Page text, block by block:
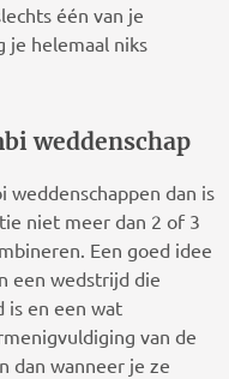
één van je
je helemaal niks
weddenschap
dan is
niet meer dan 2 of 3
Een goed idee
een wedstrijd die
is en een wat
van de
dan wanneer je ze